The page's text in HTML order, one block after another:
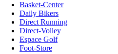
Basket-Center
Daily Bikers
Direct Running
Direct-Volley
Espace Golf
Foot-Store